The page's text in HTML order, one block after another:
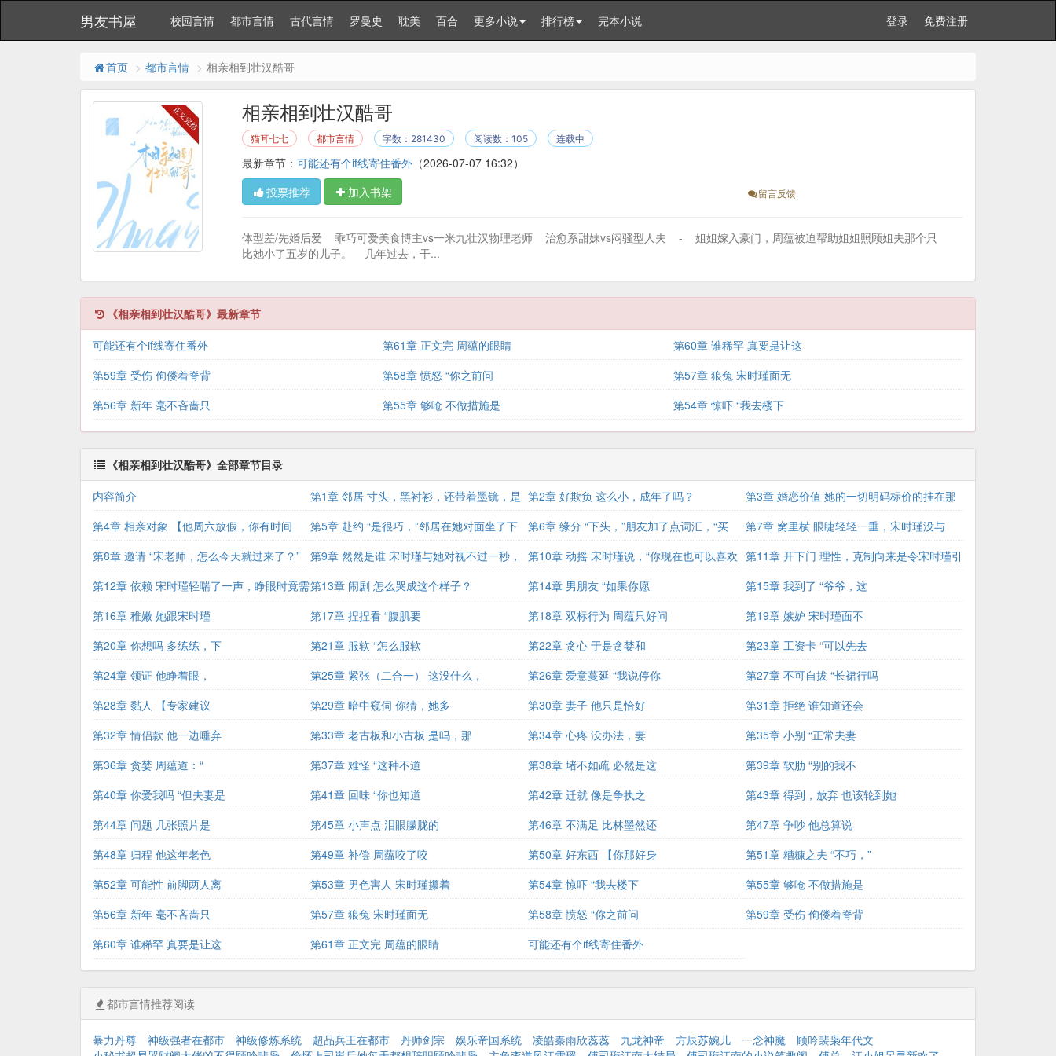
男友书屋 校园言情 都市言情 古代言情 罗曼史 耽美 百合 更多小说 排行榜 完本小说 登录 免费注册
首页 都市言情 相亲相到壮汉酷哥
相亲相到壮汉酷哥
猫耳七七 都市言情 字数：281430 阅读数：105 连载中
最新章节： 可能还有个if线寄住番外（2026-07-07 16:32）
投票推荐
加入书架 留言反馈
体型差/先婚后爱 乖巧可爱美食博主vs一米九壮汉物理老师 治愈系甜妹vs闷骚型人夫 - 姐姐嫁入豪门，周蕴被迫帮助姐姐照顾姐夫那个只
比她小了五岁的儿子。 几年过去，干...
《相亲相到壮汉酷哥》最新章节
可能还有个if线寄住番外
第61章 正文完 周蕴的眼睛
第60章 谁稀罕 真要是让这
第59章 受伤 佝偻着脊背
第58章 愤怒 “你之前问
第57章 狼兔 宋时瑾面无
第56章 新年 毫不吝啬只
第55章 够呛 不做措施是 第54章 惊吓 “我去楼下
《相亲相到壮汉酷哥》全部章节目录
内容简介
第1章 邻居 寸头，黑衬衫，还带着墨镜，是
周
第2章 好欺负 这么小，成年了吗？
第3章 婚恋价值 她的一切明码标价的挂在那
些
第4章 相亲对象 【他周六放假，你有时间
吗？
第5章 赴约 “是很巧，”邻居在她对面坐了下 第6章 缘分 “下头，”朋友加了点词汇，“买
第7章 窝里横 眼睫轻轻一垂，宋时瑾没与
她…
第8章 邀请 “宋老师，怎么今天就过来了？”
第9章 然然是谁 宋时瑾与她对视不过一秒，
探
第10章 动摇 宋时瑾说，“你现在也可以喜欢 第11章 开下门 理性，克制向来是令宋时瑾引
第12章 依赖 宋时瑾轻喘了一声，睁眼时竟需第13章 闹剧 怎么哭成这个样子？ 第14章 男朋友 “如果你愿
第15章 我到了 “爷爷，这
第16章 稚嫩 她跟宋时瑾
第17章 捏捏看 “腹肌要 第18章 双标行为 周蕴只好问
第19章 嫉妒 宋时瑾面不
第20章 你想吗 多练练，下
第21章 服软 “怎么服软 第22章 贪心 于是贪婪和
第23章 工资卡 “可以先去
第24章 领证 他睁着眼，
第25章 紧张（二合一） 这没什么， 第26章 爱意蔓延 “我说停你
第27章 不可自拔 “长裙行吗
第28章 黏人 【专家建议
第29章 暗中窥伺 你猜，她多 第30章 妻子 他只是恰好
第31章 拒绝 谁知道还会
第32章 情侣款 他一边唾弃
第33章 老古板和小古板 是吗，那 第34章 心疼 没办法，妻
第35章 小别 “正常夫妻
第36章 贪婪 周蕴道：“
第37章 难怪 “这种不道 第38章 堵不如疏 必然是这
第39章 软肋 “别的我不
第40章 你爱我吗 “但夫妻是
第41章 回味 “你也知道 第42章 迁就 像是争执之
第43章 得到，放弃 也该轮到她
第44章 问题 几张照片是
第45章 小声点 泪眼朦胧的 第46章 不满足 比林墨然还
第47章 争吵 他总算说
第48章 归程 他这年老色
第49章 补偿 周蕴咬了咬 第50章 好东西 【你那好身
第51章 糟糠之夫 “不巧，”
第52章 可能性 前脚两人离
第53章 男色害人 宋时瑾攥着 第54章 惊吓 “我去楼下
第55章 够呛 不做措施是
第56章 新年 毫不吝啬只
第57章 狼兔 宋时瑾面无 第58章 愤怒 “你之前问
第59章 受伤 佝偻着脊背
第60章 谁稀罕 真要是让这
第61章 正文完 周蕴的眼睛 可能还有个if线寄住番外
都市言情推荐阅读
暴力丹尊 神级强者在都市 神级修炼系统 超品兵王在都市 丹师剑宗 娱乐帝国系统 凌皓秦雨欣蕊蕊 九龙神帝 方辰苏婉儿 一念神魔
顾吟裴枭年代文